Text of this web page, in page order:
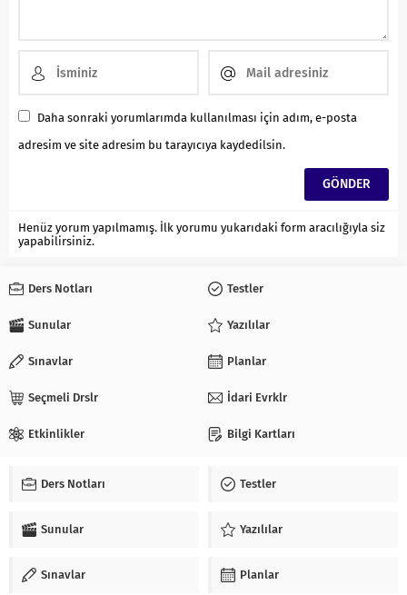
Daha sonraki yorumlarımda kullanılması için adım, e-posta
adresim ve site adresim bu tarayıcıya kaydedilsin.
Henüz yorum yapılmamış. İlk yorumu yukarıdaki form aracılığıyla siz
yapabilirsiniz.
Ders Notları Testler
Sunular Yazılılar
Sınavlar Planlar
Seçmeli Drslr İdari Evrklr
Etkinlikler Bilgi Kartları
Ders Notları Testler
Sunular Yazılılar
Sınavlar Planlar